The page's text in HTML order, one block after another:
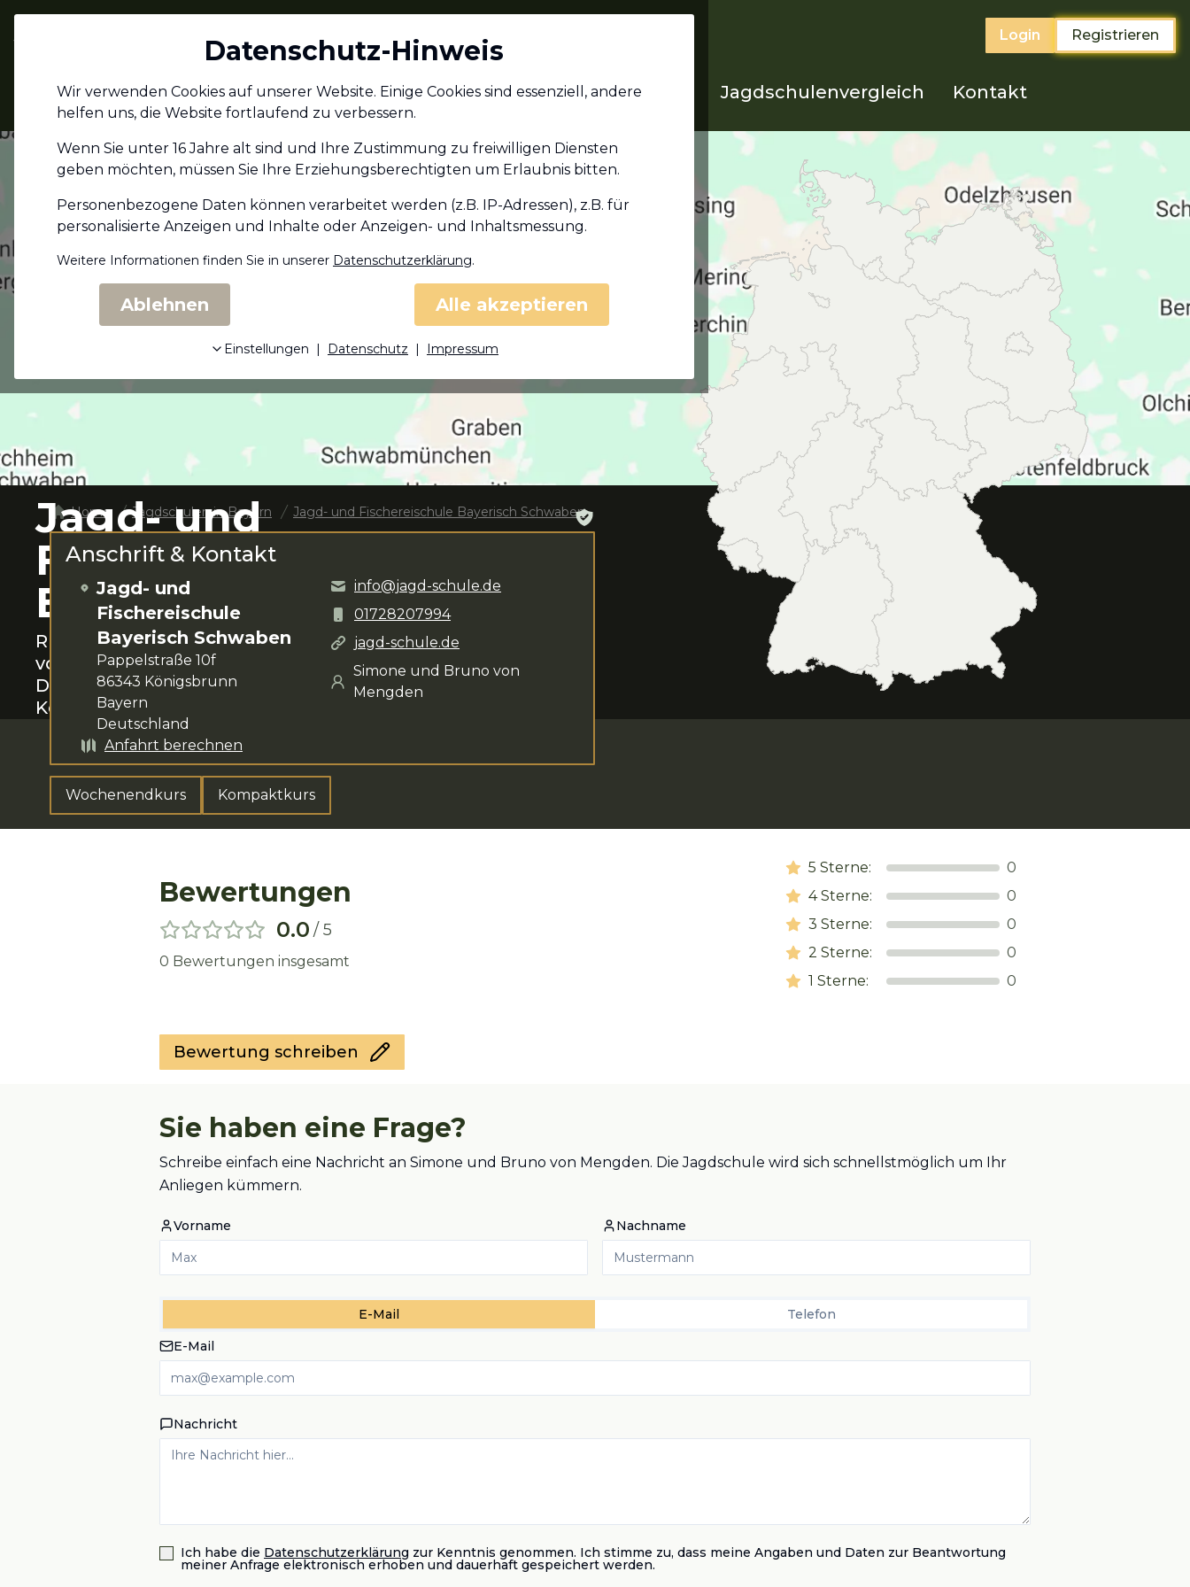
Login Registrieren
Alle Infos zum
Jagdschein
Jagdschein in deinem
Bundesland
Jagdschulenvergleich Kontakt
Jagd- und
Fischereischule
Bayerisch Schwaben
Rund umKönigsbrunndas Jagen lernen.Simone und Bruno
von Mengdensteht dir für deine Anliegen zur Verfügung.
Das Kursangebot umfasst
Wochenendkurs und
Kompaktkurs
Home Jagdschulen inBayern Jagd- und Fischereischule Bayerisch Schwaben
Anschrift & Kontakt
Jagd- und
Fischereischule
Bayerisch Schwaben
Pappelstraße 10f
86343 Königsbrunn
Bayern
Deutschland
Anfahrt berechnen
info@jagd-schule.de
01728207994
jagd-schule.de
Simone und Bruno von
Mengden
Wochenendkurs Kompaktkurs
Bewertungen
0.0 / 5
0 Bewertungen insgesamt
5 Sterne:
0
4Sterne:
0
3 Sterne:
0
2 Sterne:
0
1 Sterne: 0
Bewertung schreiben
Sie haben eine Frage?
Schreibe einfach eine Nachricht an Simone und Bruno von Mengden. Die Jagdschule wird sich schnellstmöglich um Ihr
Anliegen kümmern.
Vorname Nachname
E-Mail
Telefon
E-Mail
Nachricht
Ich habe die Datenschutzerklärung zur Kenntnis genommen. Ich stimme zu, dass meine Angaben und Daten zur Beantwortung
meiner Anfrage elektronisch erhoben und dauerhaft gespeichert werden.
Datenschutz-Hinweis
Wir verwenden Cookies auf unserer Website. Einige Cookies sind essenziell, andere
helfen uns, die Website fortlaufend zu verbessern.
Wenn Sie unter 16 Jahre alt sind und Ihre Zustimmung zu freiwilligen Diensten
geben möchten, müssen Sie Ihre Erziehungs­berechtigten um Erlaubnis bitten.
Personenbezogene Daten können verarbeitet werden (z.B. IP-Adressen), z.B. für
personalisierte Anzeigen und Inhalte oder Anzeigen- und Inhaltsmessung.
Weitere Informationen finden Sie in unserer Datenschutzerklärung.
Ablehnen Alle akzeptieren
Einstellungen | Datenschutz | Impressum